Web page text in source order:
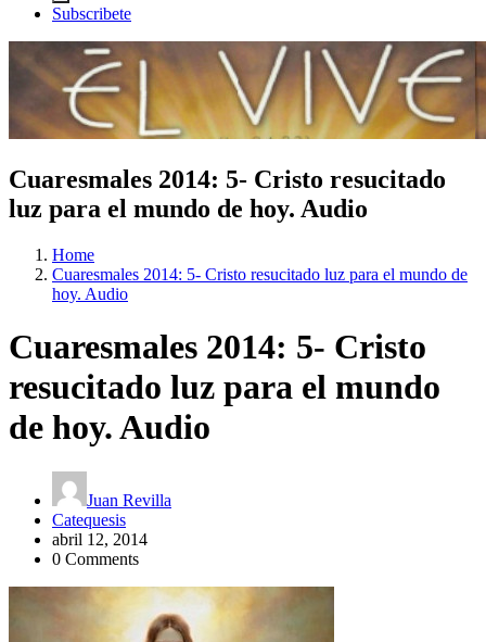
Subscribete
Cuaresmales 2014: 5- Cristo resucitado
luz para el mundo de hoy. Audio
Home
Cuaresmales 2014: 5- Cristo resucitado luz para el mundo de
hoy. Audio
Cuaresmales 2014: 5- Cristo
resucitado luz para el mundo
de hoy. Audio
Juan Revilla
Catequesis
abril 12, 2014
0 Comments